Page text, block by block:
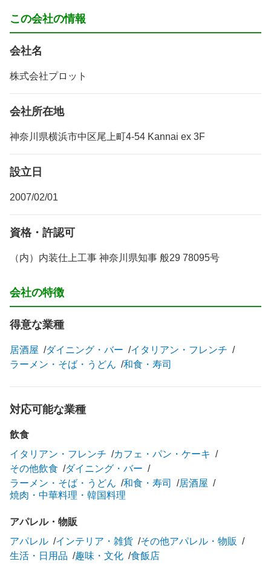
この会社の情報
会社名
株式会社プロット
会社所在地
神奈川県横浜市中区尾上町4-54 Kannai ex 3F
設立日
2007/02/01
資格・許認可
（内）内装仕上工事 神奈川県知事 般29 78095号
会社の特徴
得意な業種
居酒屋 ダイニング・バー
イタリアン・フレンチ
ラーメン・そば・うどん
和食・寿司
対応可能な業種
飲食
イタリアン・フレンチ
カフェ・パン・ケーキ
その他飲食
ダイニング・バー
ラーメン・そば・うどん
和食・寿司
居酒屋
焼肉・中華料理・韓国料理
アパレル・物販
アパレル
インテリア・雑貨
その他アパレル・物販
生活・日用品
趣味・文化 食飯店